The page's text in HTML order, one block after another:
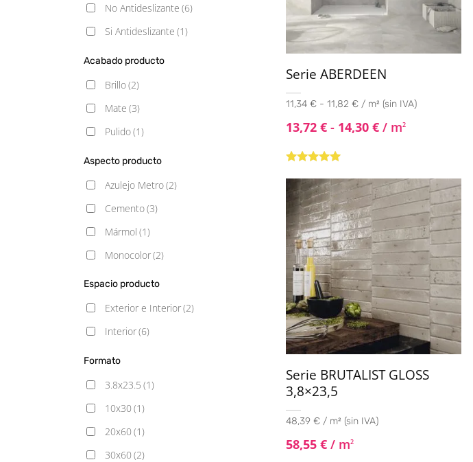
No Antideslizante (6)
Si Antideslizante (1)
Acabado producto
Brillo(2)
Mate (3)
Pulido(1)
Aspecto producto
Azulejo Metro(2)
Cemento(3)
Mármol (1)
Monocolor(2)
Piedra
(1)
Espacio producto
Exterior e Interior(2)
Interior(6)
Formato
3.8x23.5 (1)
10x30 (1)
20x60 (1)
30x60 (2)
Serie ABERDEEN
11,34 € - 11,82 € / m² (sin IVA)
13,72 € - 14,30 € / m2
de 5
Serie BRUTALIST GLOSS
3,8×23,5
48,39 € / m² (sin IVA)
58,55 € / m2